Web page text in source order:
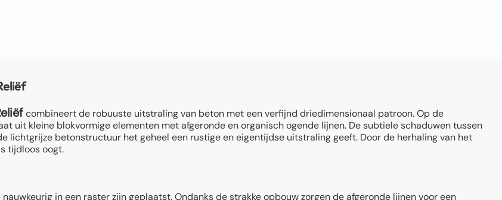
combineert de robuuste uitstraling van beton met een verfijnd driedimensionaal patroon. Op de
uit kleine blokvormige elementen met afgeronde en organisch ogende lijnen. De subtiele schaduwen tussen
betonstructuur het geheel een rustige en eigentijdse uitstraling geeft. Door de herhaling van het
tijdloos oogt.
in een raster zijn geplaatst. Ondanks de strakke opbouw zorgen de afgeronde lijnen voor een